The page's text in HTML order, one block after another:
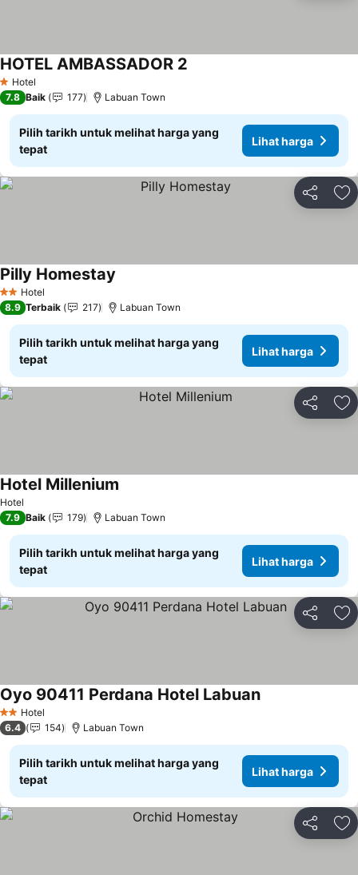
1 Bintang
Hotel
HOTEL AMBASSADOR 2
7.8 Baik 177 Labuan Town
Pilih tarikh untuk melihat harga yang
tepat
Lihat harga
Kongsi
2 Bintang
Hotel
Pilly Homestay
8.9 Terbaik 217 Labuan Town
Pilih tarikh untuk melihat harga yang
tepat
Lihat harga
Kongsi
Hotel
Hotel Millenium
7.9 Baik 179 Labuan Town
Pilih tarikh untuk melihat harga yang
tepat
Lihat harga
Kongsi
2 Bintang
Hotel
Oyo 90411 Perdana Hotel LabuanLihat harga
6.4 154 Labuan Town
Pilih tarikh untuk melihat harga yang
tepat
Lihat harga
Kongsi